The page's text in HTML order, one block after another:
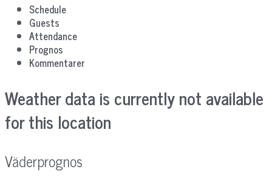
Schedule
Guests
Attendance
Prognos
Kommentarer
Weather data is currently not available
for this location
Väderprognos